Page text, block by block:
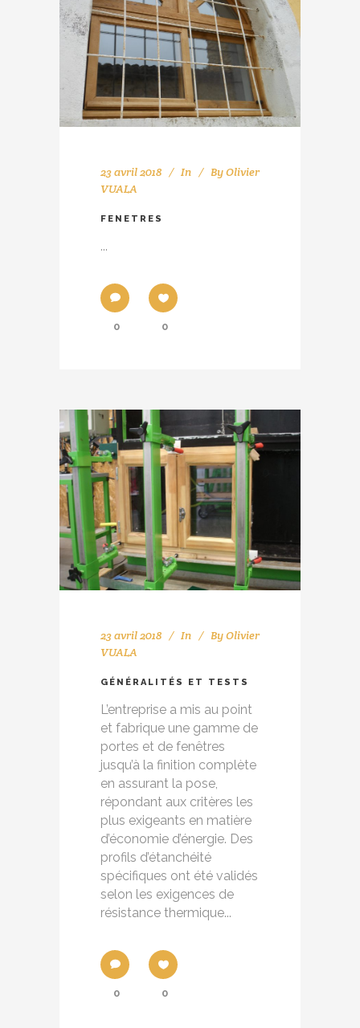
23 avril 2018 In ByOlivier
VUALA
FENETRES
...
0 0
23 avril 2018 In ByOlivier
VUALA
GÉNÉRALITÉS ET TESTS
L’entreprise a mis au point
et fabrique une gamme de
portes et de fenêtres
jusqu’à la finition complète
en assurant la pose,
répondant aux critères les
plus exigeants en matière
d’économie d’énergie. Des
profils d’étanchéité
spécifiques ont été validés
selon les exigences de
résistance thermique...
0 0